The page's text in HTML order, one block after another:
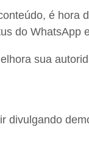
é hora
do WhatsApp
sua
divulgando